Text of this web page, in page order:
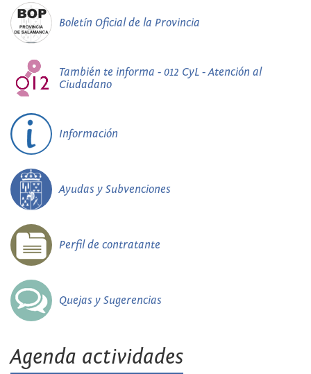
Boletín Oficial de la Provincia
También te informa - 012 CyL - Atención al
Ciudadano
Información
Ayudas y Subvenciones
Perfil de contratante
Quejas y Sugerencias
Agenda actividades